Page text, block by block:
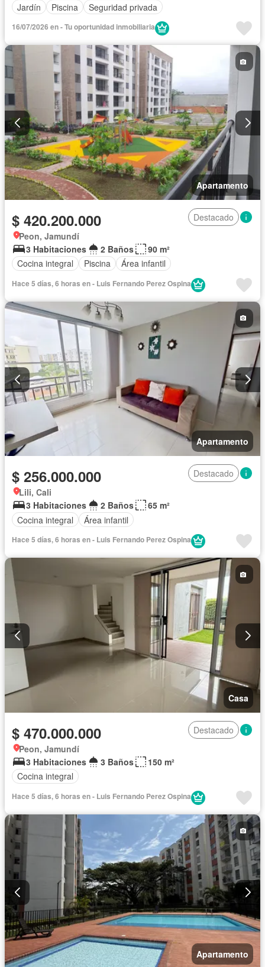
Jardín
Piscina Seguridad privada
16/07/2026 en - Tu oportunidad inmobiliaria
Apartamento
$ 420.200.000
Destacado
Peon, Jamundí
3 Habitaciones
2 Baños
90 m²
Cocina integral
Piscina Área infantil
Hace 5 días, 6 horas en - Luis Fernando Perez Ospina
Apartamento
$ 256.000.000
Destacado
Lili, Cali
3 Habitaciones
2 Baños
65 m²
Cocina integral
Área infantil
Hace 5 días, 6 horas en - Luis Fernando Perez Ospina
Casa
$ 470.000.000
Destacado
Peon, Jamundí
3 Habitaciones
3 Baños
150 m²
Cocina integral
Hace 5 días, 6 horas en - Luis Fernando Perez Ospina
Apartamento